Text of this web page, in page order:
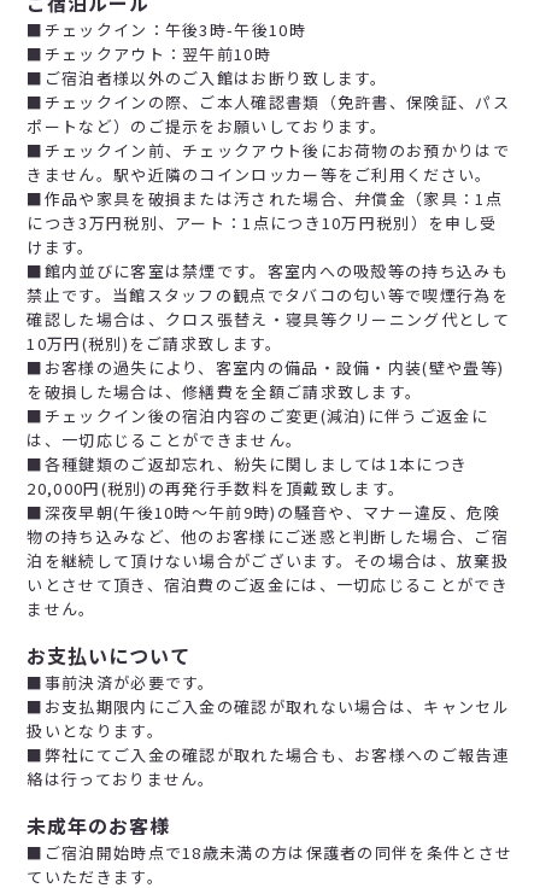
■チェックイン：午後3時-午後10時
■チェックアウト：翌午前10時
■ご宿泊者様以外のご入館はお断り致します。
■チェックインの際、ご本人確認書類（免許書、保険証、パス
ポートなど）のご提示をお願いしております。
■チェックイン前、チェックアウト後にお荷物のお預かりはで
きません。駅や近隣のコインロッカー等をご利用ください。
■作品や家具を破損または汚された場合、弁償金（家具：1点
につき3万円税別、アート：1点につき10万円税別）を申し受
けます。
■館内並びに客室は禁煙です。客室内への吸殻等の持ち込みも
禁止です。当館スタッフの観点でタバコの匂い等で喫煙行為を
確認した場合は、クロス張替え・寝具等クリーニング代として
10万円(税別)をご請求致します。
■お客様の過失により、客室内の備品・設備・内装(壁や畳等)
を破損した場合は、修繕費を全額ご請求致します。
■チェックイン後の宿泊内容のご変更(減泊)に伴うご返金に
は、一切応じることができません。
■各種鍵類のご返却忘れ、紛失に関しましては1本につき
20,000円(税別)の再発行手数料を頂戴致します。
■深夜早朝(午後10時～午前9時)の騒音や、マナー違反、危険
物の持ち込みなど、他のお客様にご迷惑と判断した場合、ご宿
泊を継続して頂けない場合がございます。その場合は、放棄扱
いとさせて頂き、宿泊費のご返金には、一切応じることができ
ません。
お支払いについて
■事前決済が必要です。
■お支払期限内にご入金の確認が取れない場合は、キャンセル
扱いとなります。
■弊社にてご入金の確認が取れた場合も、お客様へのご報告連
絡は行っておりません。
未成年のお客様
■ご宿泊開始時点で18歳未満の方は保護者の同伴を条件とさせ
ていただきます。